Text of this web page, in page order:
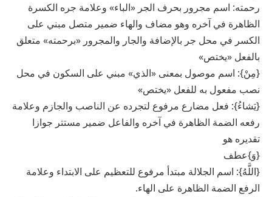
رحمته: اسم مجرور بحرف الجر «الباء» وعلامة جره الكسرة
الظاهرة في آخره وهو مضاف والهاء ضمير متصل مبني على
الكسر في محل جر بالإضافة والجار والمجرور «برحمته» متعلق
بالفعل «يختص»
{مِنْ}: اسم موصول بمعنى «الذي» مبني على السكون في محل
نصب مفعول به للفعل «يختص»
{يَشاءُ}: فعل مضارع مرفوع لتجرده عن الناصب والجازم وعلامة
رفعه الضمة الظاهرة في آخره والفاعل ضمير مستتر جوازا
تقديره هو
{وَ}عطف
{اللَّهُ}: اسم الجلالة مبتدأ مرفوع للتعظيم على الابتداء وعلامة
الرفع الضمة الظاهرة على الهاء.